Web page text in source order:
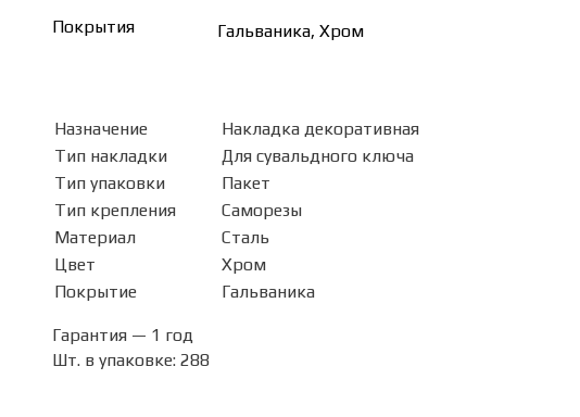
Покрытия
Гальваника, Хром
Назначение
Накладка декоративная
Тип накладки
Для сувальдного ключа
Тип упаковки
Пакет
Тип крепления
Саморезы
Материал
Сталь
Цвет
Хром
Покрытие
Гальваника
Гарантия — 1 год
Шт. в упаковке: 288